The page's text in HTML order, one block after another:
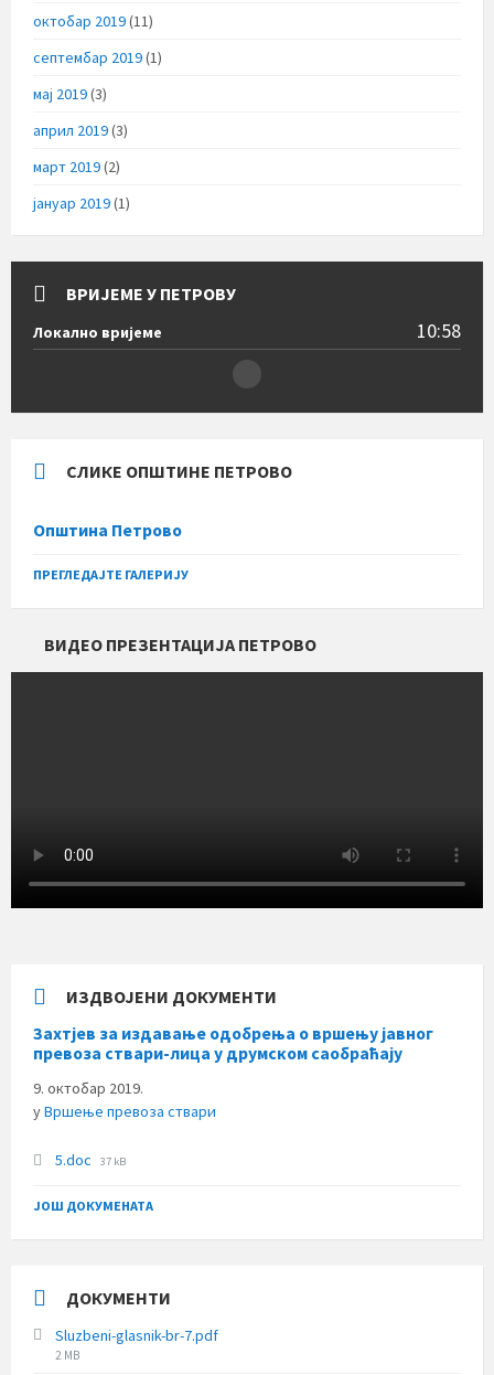
октобар 2019(11)
септембар 2019(1)
мај 2019(3)
април 2019(3)
март 2019(2)
јануар 2019(1)
ВРИЈЕМЕ У ПЕТРОВУ
Локално вријеме 10:58
СЛИКЕ ОПШТИНЕ ПЕТРОВО
Општина Петрово
ПРЕГЛЕДАЈТЕ ГАЛЕРИЈУ
ВИДЕО ПРЕЗЕНТАЦИЈА ПЕТРОВО
ИЗДВОЈЕНИ ДОКУМЕНТИ
Захтјев за издавање одобрења о вршењу јавног
превоза ствари-лица у друмском саобраћају
9. октобар 2019.
уВршење превоза ствари
5.doc File
37 kB
ЈОШ ДОКУМЕНАТА
ДОКУМЕНТИ
Sluzbeni-glasnik-br-7.pdf
File
2 MB